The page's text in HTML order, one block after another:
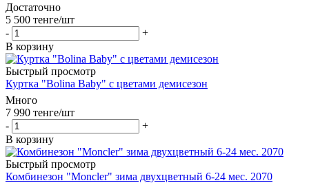
Достаточно
5 500 тенге/шт
-
+
В корзину
Быстрый просмотр
Куртка "Bolina Baby" с цветами демисезон
Много
7 990 тенге/шт
-
+
В корзину
Быстрый просмотр
Комбинезон "Moncler" зима двухцветный 6-24 мес. 2070